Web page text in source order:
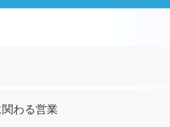
わる営業